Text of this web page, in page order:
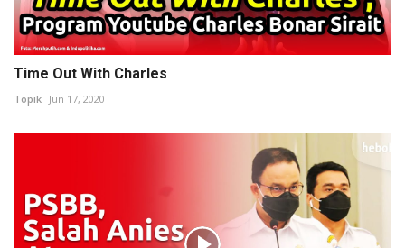
Time Out With Charles
Topik Jun 17, 2020